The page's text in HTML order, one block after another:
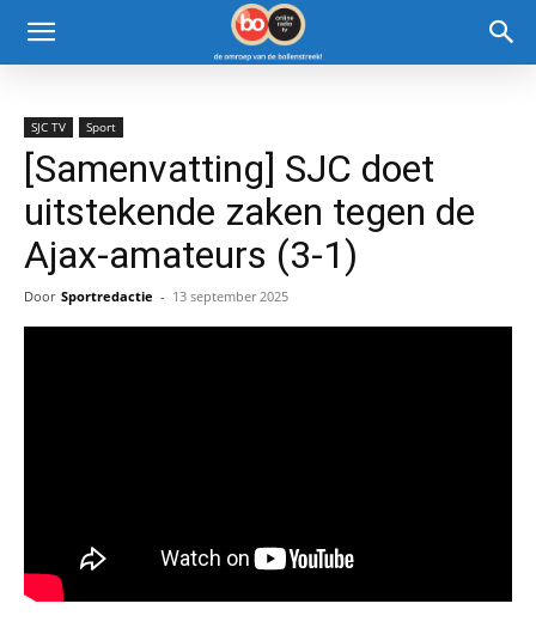
SJC TV Sport
[Samenvatting] SJC doet
uitstekende zaken tegen de
Ajax-amateurs (3-1)
Door Sportredactie - 13 september 2025